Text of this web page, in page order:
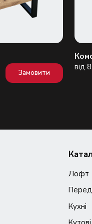
Замовити
від
Лофт
Кухні